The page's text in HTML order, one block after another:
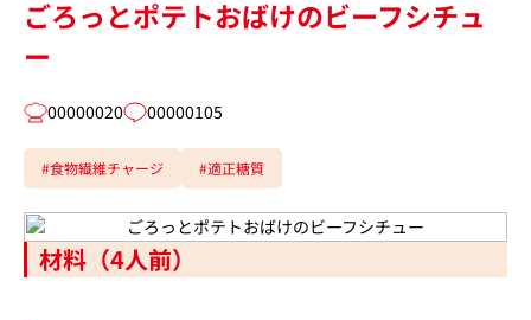
ごろっとポテトおばけのビーフシチュ
ー
00000020 00000105
#食物繊維チャージ #適正糖質
材料（4人前）